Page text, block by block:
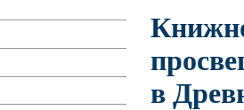
в